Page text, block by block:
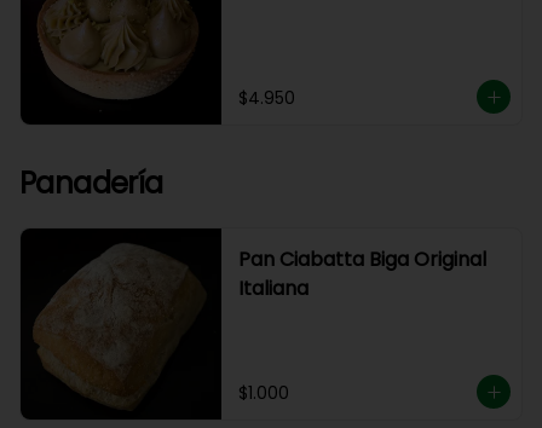
$4.950
Panadería
Pan Ciabatta Biga Original
Italiana
$1.000